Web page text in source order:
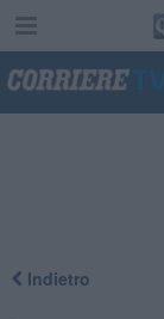
Indietro